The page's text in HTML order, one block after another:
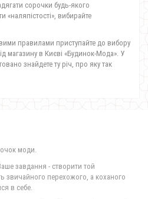
сорочки будь-якого
«наляпістості», вибирайте
правилами приступайте до вибору
магазину в Києві «Будинок-Мода». У
знайдете ту річ, про яку так
моди.
завдання - створити той
звичайного перехожого, а коханого
в себе.